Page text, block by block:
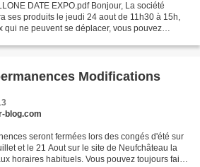
DATE EXPO.pdf Bonjour, La société
ses produits le jeudi 24 aout de 11h30 à 15h,
qui ne peuvent se déplacer, vous pouvez
Modifications
blog.com
seront fermées lors des congés d'été sur
et le 21 Aout sur le site de Neufchâteau la
horaires habituels. Vous pouvez toujours faire